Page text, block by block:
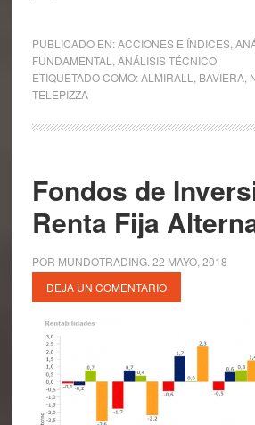
PUBLICADO EN:ACCIONES E ÍNDICES,
FUNDAMENTAL
ANÁLISIS TÉCNICO
ETIQUETADO COMO:ALMIRALL BAVIERA,
TELEPIZZA
Fondos de
Renta Fija
POR MUNDOTRADING. 22 MAYO, 2018
DEJA UN COMENTARIO